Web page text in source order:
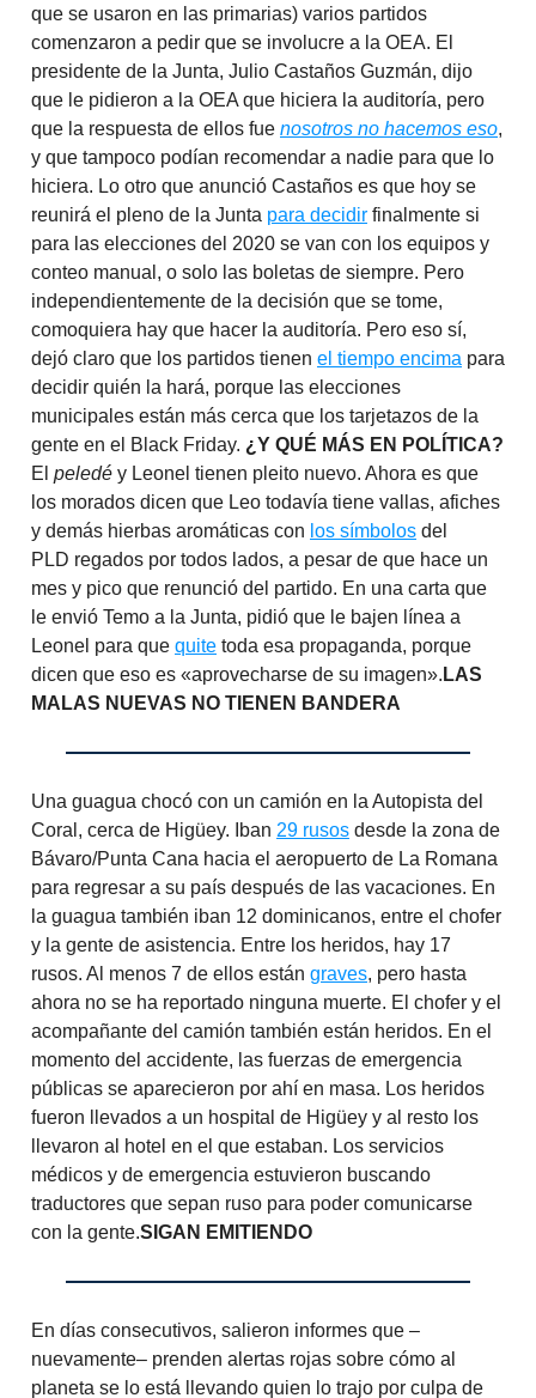
que se usaron en las primarias) varios partidos
comenzaron a pedir que se involucre a la OEA. El
presidente de la Junta, Julio Castaños Guzmán, dijo
que le pidieron a la OEA que hiciera la auditoría, pero
que la respuesta de ellos fue nosotros no hacemos eso,
y que tampoco podían recomendar a nadie para que lo
hiciera. Lo otro que anunció Castaños es que hoy se
reunirá el pleno de la Junta para decidir finalmente si
para las elecciones del 2020 se van con los equipos y
conteo manual, o solo las boletas de siempre. Pero
independientemente de la decisión que se tome,
comoquiera hay que hacer la auditoría. Pero eso sí,
dejó claro que los partidos tienen el tiempo encima para
decidir quién la hará, porque las elecciones
municipales están más cerca que los tarjetazos de la
gente en el Black Friday. ¿Y QUÉ MÁS EN POLÍTICA?
El peledé y Leonel tienen pleito nuevo. Ahora es que
los morados dicen que Leo todavía tiene vallas, afiches
y demás hierbas aromáticas con los símbolos del
PLD regados por todos lados, a pesar de que hace un
mes y pico que renunció del partido. En una carta que
le envió Temo a la Junta, pidió que le bajen línea a
Leonel para que quite toda esa propaganda, porque
dicen que eso es «aprovecharse de su imagen». LAS
MALAS NUEVAS NO TIENEN BANDERA
Una guagua chocó con un camión en la Autopista del
Coral, cerca de Higüey. Iban 29 rusos desde la zona de
Bávaro/Punta Cana hacia el aeropuerto de La Romana
para regresar a su país después de las vacaciones. En
la guagua también iban 12 dominicanos, entre el chofer
y la gente de asistencia. Entre los heridos, hay 17
rusos. Al menos 7 de ellos están graves, pero hasta
ahora no se ha reportado ninguna muerte. El chofer y el
acompañante del camión también están heridos. En el
momento del accidente, las fuerzas de emergencia
públicas se aparecieron por ahí en masa. Los heridos
fueron llevados a un hospital de Higüey y al resto los
llevaron al hotel en el que estaban. Los servicios
médicos y de emergencia estuvieron buscando
traductores que sepan ruso para poder comunicarse
con la gente.SIGAN EMITIENDO
En días consecutivos, salieron informes que –
nuevamente– prenden alertas rojas sobre cómo al
planeta se lo está llevando quien lo trajo por culpa de